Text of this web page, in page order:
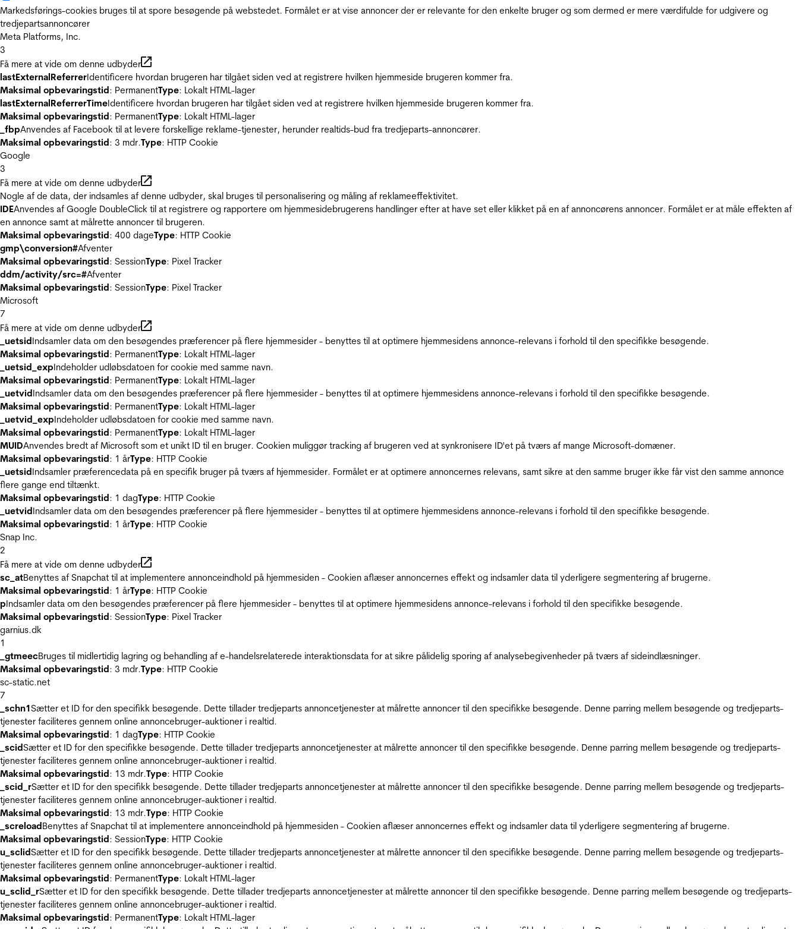
Markedsførings-cookies bruges til at spore besøgende på webstedet. Formålet er at vise annoncer der er relevante for den enkelte bruger og som dermed er mere værdifulde for udgivere og
tredjepartsannoncører
Meta Platforms, Inc.
3
Få mere at vide om denne udbyder
lastExternalReferrerIdentificere hvordan brugeren har tilgået siden ved at registrere hvilken hjemmeside brugeren kommer fra.
Maksimal opbevaringstid: PermanentType: Lokalt HTML-lager
lastExternalReferrerTimeIdentificere hvordan brugeren har tilgået siden ved at registrere hvilken hjemmeside brugeren kommer fra.
Maksimal opbevaringstid: PermanentType: Lokalt HTML-lager
_fbpAnvendes af Facebook til at levere forskellige reklame-tjenester, herunder realtids-bud fra tredjeparts-annoncører.
Maksimal opbevaringstid: 3 mdr.Type: HTTP Cookie
Google
3
Få mere at vide om denne udbyder
Nogle af de data, der indsamles af denne udbyder, skal bruges til personalisering og måling af reklameeffektivitet.
IDEAnvendes af Google DoubleClick til at registrere og rapportere om hjemmesidebrugerens handlinger efter at have set eller klikket på en af annoncørens annoncer. Formålet er at måle effekten af
en annonce samt at målrette annoncer til brugeren.
Maksimal opbevaringstid: 400 dageType: HTTP Cookie
gmp\conversion#Afventer
Maksimal opbevaringstid: SessionType: Pixel Tracker
ddm/activity/src=#Afventer
Maksimal opbevaringstid: SessionType: Pixel Tracker
Microsoft
7
Få mere at vide om denne udbyder
_uetsidIndsamler data om den besøgendes præferencer på flere hjemmesider - benyttes til at optimere hjemmesidens annonce-relevans i forhold til den specifikke besøgende.
Maksimal opbevaringstid: PermanentType: Lokalt HTML-lager
_uetsid_expIndeholder udløbsdatoen for cookie med samme navn.
Maksimal opbevaringstid: PermanentType: Lokalt HTML-lager
_uetvidIndsamler data om den besøgendes præferencer på flere hjemmesider - benyttes til at optimere hjemmesidens annonce-relevans i forhold til den specifikke besøgende.
Maksimal opbevaringstid: PermanentType: Lokalt HTML-lager
_uetvid_expIndeholder udløbsdatoen for cookie med samme navn.
Maksimal opbevaringstid: PermanentType: Lokalt HTML-lager
MUIDAnvendes bredt af Microsoft som et unikt ID til en bruger. Cookien muliggør tracking af brugeren ved at synkronisere ID'et på tværs af mange Microsoft-domæner.
Maksimal opbevaringstid: 1 årType: HTTP Cookie
_uetsidIndsamler præferencedata på en specifik bruger på tværs af hjemmesider. Formålet er at optimere annoncernes relevans, samt sikre at den samme bruger ikke får vist den samme annonce
flere gange end tiltænkt.
Maksimal opbevaringstid: 1 dagType: HTTP Cookie
_uetvidIndsamler data om den besøgendes præferencer på flere hjemmesider - benyttes til at optimere hjemmesidens annonce-relevans i forhold til den specifikke besøgende.
Maksimal opbevaringstid: 1 årType: HTTP Cookie
Snap Inc.
2
Få mere at vide om denne udbyder
sc_atBenyttes af Snapchat til at implementere annonceindhold på hjemmesiden - Cookien aflæser annoncernes effekt og indsamler data til yderligere segmentering af brugerne.
Maksimal opbevaringstid: 1 årType: HTTP Cookie
pIndsamler data om den besøgendes præferencer på flere hjemmesider - benyttes til at optimere hjemmesidens annonce-relevans i forhold til den specifikke besøgende.
Maksimal opbevaringstid: SessionType: Pixel Tracker
garnius.dk
1
_gtmeecBruges til midlertidig lagring og behandling af e-handelsrelaterede interaktionsdata for at sikre pålidelig sporing af analysebegivenheder på tværs af sideindlæsninger.
Maksimal opbevaringstid: 3 mdr.Type: HTTP Cookie
sc-static.net
7
_schn1Sætter et ID for den specifikk besøgende. Dette tillader tredjeparts annoncetjenester at målrette annoncer til den specifikke besøgende. Denne parring mellem besøgende og tredjeparts-
tjenester faciliteres gennem online annoncebruger-auktioner i realtid.
Maksimal opbevaringstid: 1 dagType: HTTP Cookie
_scidSætter et ID for den specifikke besøgende. Dette tillader tredjeparts annoncetjenester at målrette annoncer til den specifikke besøgende. Denne parring mellem besøgende og tredjeparts-
tjenester faciliteres gennem online annoncebruger-auktioner i realtid.
Maksimal opbevaringstid: 13 mdr.Type: HTTP Cookie
_scid_rSætter et ID for den specifikk besøgende. Dette tillader tredjeparts annoncetjenester at målrette annoncer til den specifikke besøgende. Denne parring mellem besøgende og tredjeparts-
tjenester faciliteres gennem online annoncebruger-auktioner i realtid.
Maksimal opbevaringstid: 13 mdr.Type: HTTP Cookie
_screloadBenyttes af Snapchat til at implementere annonceindhold på hjemmesiden - Cookien aflæser annoncernes effekt og indsamler data til yderligere segmentering af brugerne.
Maksimal opbevaringstid: SessionType: HTTP Cookie
u_sclidSætter et ID for den specifikk besøgende. Dette tillader tredjeparts annoncetjenester at målrette annoncer til den specifikke besøgende. Denne parring mellem besøgende og tredjeparts-
tjenester faciliteres gennem online annoncebruger-auktioner i realtid.
Maksimal opbevaringstid: PermanentType: Lokalt HTML-lager
u_sclid_rSætter et ID for den specifikk besøgende. Dette tillader tredjeparts annoncetjenester at målrette annoncer til den specifikke besøgende. Denne parring mellem besøgende og tredjeparts-
tjenester faciliteres gennem online annoncebruger-auktioner i realtid.
Maksimal opbevaringstid: PermanentType: Lokalt HTML-lager